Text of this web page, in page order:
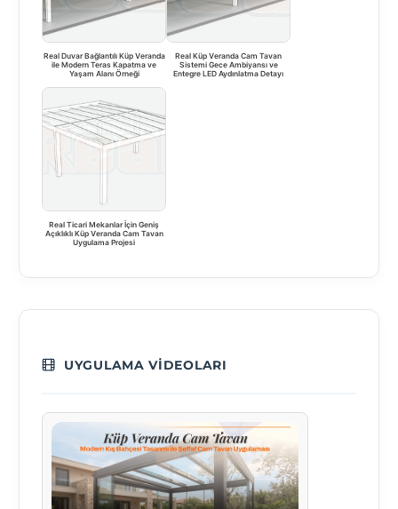
Real Duvar Bağlantılı Küp Veranda
ile Modern Teras Kapatma ve
Yaşam Alanı Örneği
Real Küp Veranda Cam Tavan
Sistemi Gece Ambiyansı ve
Entegre LED Aydınlatma Detayı
Real Ticari Mekanlar İçin Geniş
Açıklıklı Küp Veranda Cam Tavan
Uygulama Projesi
UYGULAMA VIDEOLARI